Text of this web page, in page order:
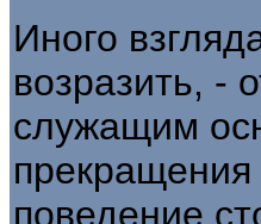
Иного
возразить, -
служащим
поведение